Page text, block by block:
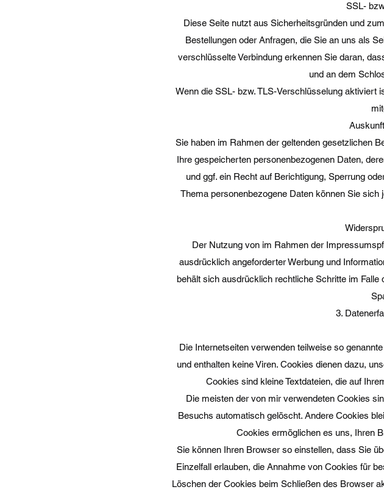
SSL-
Diese Seite nutzt aus Sicherheitsgründen und
Bestellungen oder Anfragen, die Sie an uns als
verschlüsselte Verbindung erkennen Sie daran,
und an dem
Wenn die SSL- bzw. TLS-Verschlüsselung aktiviert
Sie haben im Rahmen der geltenden gesetzlichen
Ihre gespeicherten personenbezogenen Daten,
und ggf. ein Recht auf Berichtigung, Sperrung
Thema personenbezogene Daten können Sie
Der Nutzung von im Rahmen der
ausdrücklich angeforderter Werbung und
behält sich ausdrücklich rechtliche Schritte im
3.
Die Internetseiten verwenden teilweise so
und enthalten keine Viren. Cookies dienen dazu,
Cookies sind kleine Textdateien, die auf
Die meisten der von mir verwendeten Cookies
Besuchs automatisch gelöscht. Andere Cookies
Cookies ermöglichen es uns, Ihren
Sie können Ihren Browser so einstellen, dass Sie
Einzelfall erlauben, die Annahme von Cookies für
Löschen der Cookies beim Schließen des Browser